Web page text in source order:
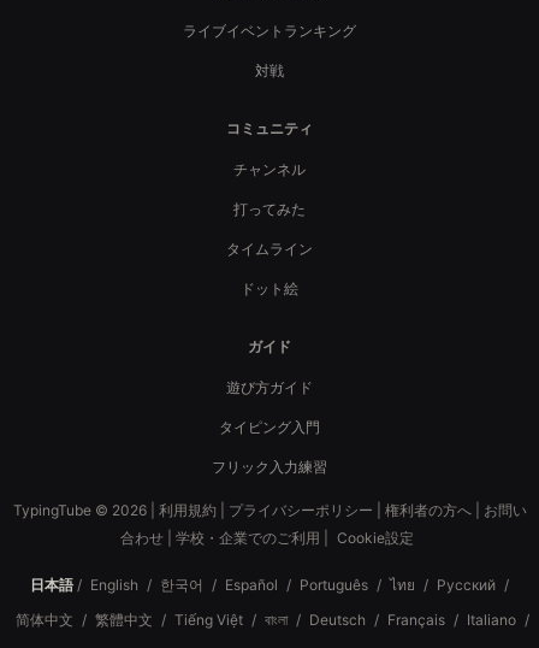
ライブイベントランキング
対戦
コミュニティ
チャンネル
打ってみた
タイムライン
ドット絵
ガイド
遊び方ガイド
タイピング入門
フリック入力練習
TypingTube © 2026 | 利用規約 プライバシーポリシー 権利者の方へ| お問い
合わせ
学校・企業でのご利用 Cookie設定
日本語 / English / 한국어 / Español / Português / ไทย / Русский /
简体中文 / 繁體中文 / Tiếng Việt / বাংলা / Deutsch / Français / Italiano /